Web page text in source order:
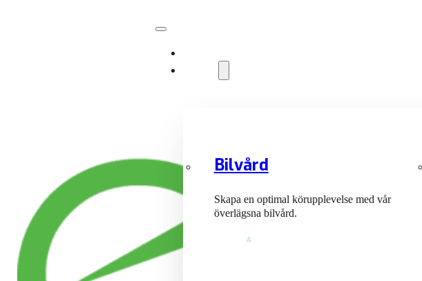
Bilvård
Skapa en optimal körupplevelse med vår
överlägsna bilvård.